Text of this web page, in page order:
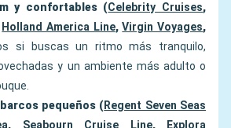
y confortables (Celebrity Cruises,
Holland America Line,Virgin Voyages,
si buscas un ritmo más tranquilo,
y un ambiente más adulto o
pequeños (Regent Seven Seas
, Seabourn Cruise Line, Explora